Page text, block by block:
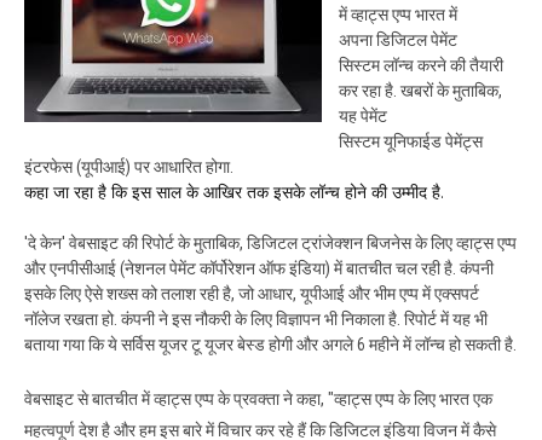
मेंव्हाट्स एप्पभारत में
अपनाडिजिटल पेमेंट
सिस्टमलॉन्च करने की तैयारी
कर रहा है. खबरों के मुताबिक,
यह पेमेंट
सिस्टमयूनिफाईडपेमेंट्स
इंटरफेस(यूपीआई) पर आधारित होगा.
कहा जा रहा है कि इस साल के आखिर तक इसके लॉन्च होने की उम्मीद है.
'दे केन' वेबसाइट की रिपोर्ट के मुताबिक, डिजिटल ट्रांजेक्शन बिजनेस के लिए व्हाट्स एप्प
और एनपीसीआई (नेशनल पेमेंट कॉर्पोरेशन ऑफ इंडिया) में बातचीत चल रही है. कंपनी
इसके लिए ऐसे शख्स को तलाश रही है, जो आधार, यूपीआई और भीम एप्प में एक्सपर्ट
नॉलेज रखता हो. कंपनी ने इस नौकरी के लिए विज्ञापन भी निकाला है. रिपोर्ट में यह भी
बताया गया कि ये सर्विस यूजर टू यूजर बेस्ड होगी और अगले 6 महीने में लॉन्च हो सकती है.
वेबसाइट से बातचीत में व्हाट्स एप्प के प्रवक्ता ने कहा, "व्हाट्स एप्प के लिए भारत एक
महत्वपूर्ण देश है और हम इस बारे में विचार कर रहे हैं कि डिजिटल इंडिया विजन में कैसे